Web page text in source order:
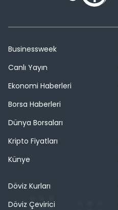
Businessweek
Canlı Yayın
Ekonomi Haberleri
Borsa Haberleri
Dünya Borsaları
Kripto Fiyatları
Künye
Döviz Kurları
Döviz Çevirici